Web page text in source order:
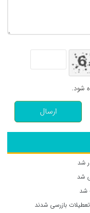
شود.
ارسال
شد
شد
بازرسی شدند